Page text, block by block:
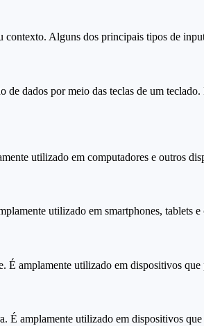
contexto. Alguns dos principais tipos de
dados por meio das teclas de um
utilizado em computadores e outros
utilizado em smartphones, tablets
amplamente utilizado em dispositivos
amplamente utilizado em dispositivos